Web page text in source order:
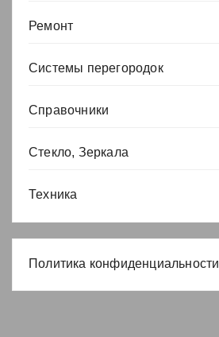
Ремонт
Системы перегородок
Справочники
Стекло, Зеркала
Техника
Политика конфиденциальности